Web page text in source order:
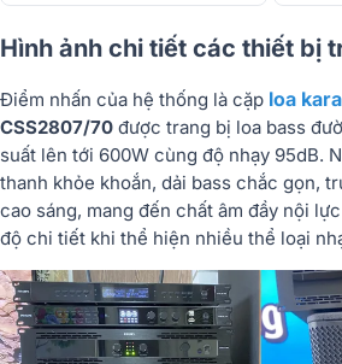
Hình ảnh chi tiết các thiết bị
Điểm nhấn của hệ thống là cặp loa
CSS2807/70 được trang bị loa bass
suất lên tới 600W cùng độ nhạy 95dB.
thanh khỏe khoắn, dải bass chắc gọn,
cao sáng, mang đến chất âm đầy nội
độ chi tiết khi thể hiện nhiều thể loại